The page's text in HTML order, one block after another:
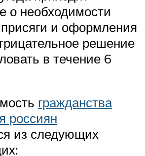
о необходимости
и оформления
решение
в течение 6
гражданства
россиян
из следующих